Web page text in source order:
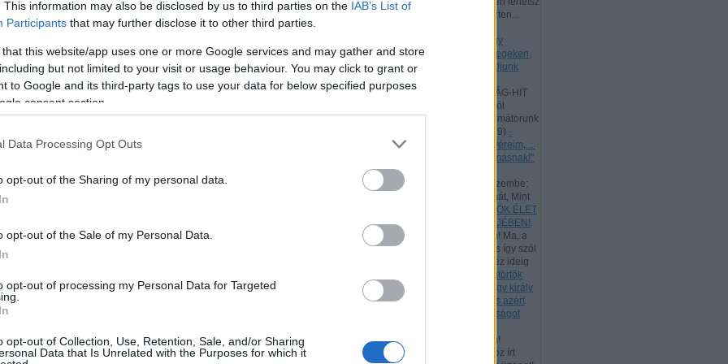
This information may also be disclosed by us to third parties on the IAB’s List of
Participants that may further disclose it to other third parties.
that this website/app uses one or more Google services and may gather and store
but not limited to your visit or usage behaviour. You may click to grant or
to Google and its third-party tags to use your data for below specified purposes
consent section.
Data Processing Opt Outs
opt-out of the Sharing of my personal data.
opt-out of the Sale of my Personal Data.
opt-out of processing my Personal Data for Targeted
opt-out of Collection, Use, Retention, Sale, and/or Sharing
Data that Is Unrelated with the Purposes for which it
az ő tanítványa, mert a kereszten...
[2025.09.01.] "Mivel tehát nagy
főpapunk van, aki áthatolt az egeken,
Jézus, az Isten Fia, ragaszkodjunk
Andreas:A SZENTHÁROMSÁG-HIT
LÉNYEGE A Szentháromságról
Athanasius hitvallása és reformátorunk
2025.06.19. 19:19) -
Vasárnap [2025.06.15.] "Testvéreim, ...
szeretetben szolgáljatok egymásnak!"
Andreas:
énekének ez a verse jutott eszembe:
"Úgy tégy és csak úgy taníts hát, Mint
ÖRÖK ÉLET
BESZÉDE - PÜNKÖSD BÖJTJÉBEN!
Andreas:
Kedves Látogatóim! Ma, a
munka ünnepén, az ÚR Jézus így szól
hozzánk: "Az én Atyám mind ez ideig
- Csütörtök
[2025.05.01.] "Te mondod, hogy király
vagyok. Én azért születtem, és azért
jöttem a világba, hogy bizonyságot
Andreas:
Kedves Látogatóim!
Tanulmányozzuk a rómaiakhoz írt
igazságunk! Megigazulás ingyen kegyelemből!
"Örüljetek az Úrnak, ujjongjatok, ti,
ti, igaz szívűek!"
&#0;&#0;&#0;&#0;&#0;&#0;&#0;&#0;&#0; * MINDEN NAPRA: 1
RÚF*Károli*Katolikus*FORDÍTÁSBAN*HANGZÓ ÖRÖMHÍRTÁR*
http://www.garainyh.hu *** http://utmutato.blog.hu ***…